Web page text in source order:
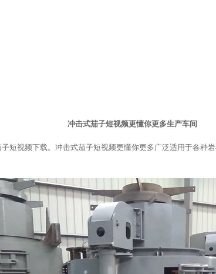
冲击式茄子短视频更懂你更多生产车间
短视频下载。冲击式茄子短视频更懂你更多广泛适用于各